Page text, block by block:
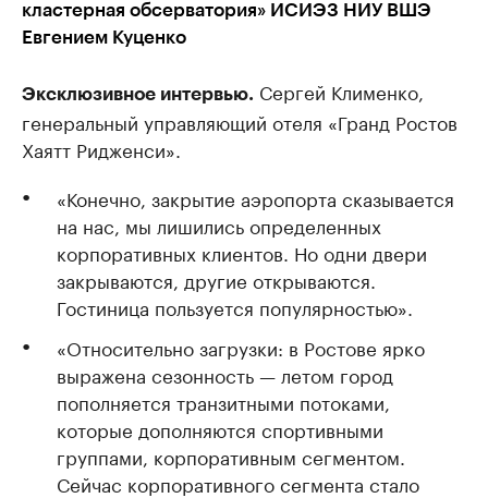
кластерная обсерватория» ИСИЭЗ НИУ ВШЭ
Евгением Куценко
Эксклюзивное интервью. Сергей Клименко,
генеральный управляющий отеля «Гранд Ростов
Хаятт Ридженси».
«Конечно, закрытие аэропорта сказывается
на нас, мы лишились определенных
корпоративных клиентов. Но одни двери
закрываются, другие открываются.
Гостиница пользуется популярностью».
«Относительно загрузки: в Ростове ярко
выражена сезонность — летом город
пополняется транзитными потоками,
которые дополняются спортивными
группами, корпоративным сегментом.
Сейчас корпоративного сегмента стало